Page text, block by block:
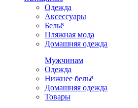
Одежда
Аксессуары
Бельё
Пляжная мода
Домашняя одежда
Мужчинам
Одежда
Нижнее бельё
Домашняя одежда
Товары